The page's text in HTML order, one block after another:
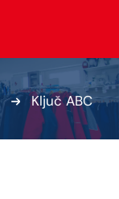
Ključ ABC